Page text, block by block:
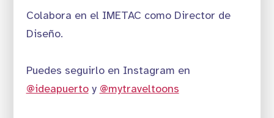
Colabora en el IMETAC como Director de
Diseño.
Puedes seguirlo en Instagram en
@ideapuertoy @mytraveltoons